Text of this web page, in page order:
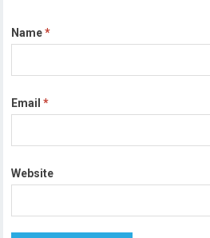
Name*
Email*
Website